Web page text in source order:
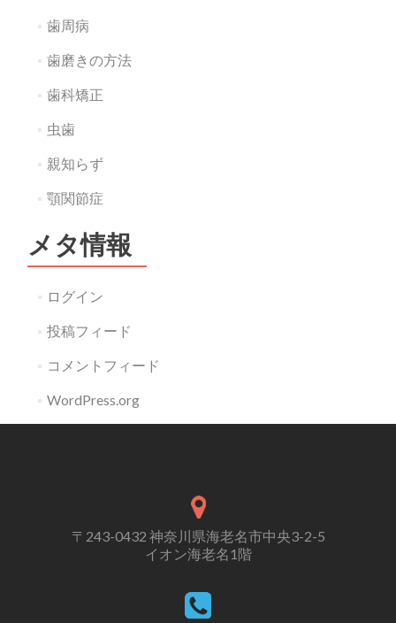
歯周病
歯磨きの方法
歯科矯正
虫歯
親知らず
顎関節症
メタ情報
ログイン
投稿フィード
コメントフィード
WordPress.org
〒243-0432 神奈川県海老名市中央3-2-5
イオン海老名1階